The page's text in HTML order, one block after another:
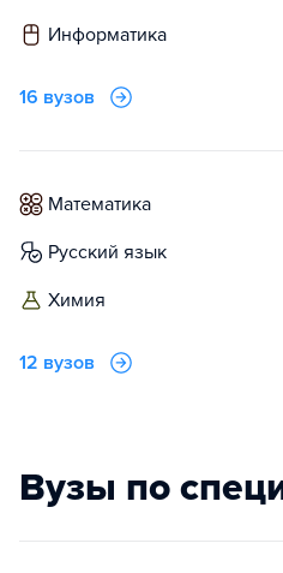
информатика
16 вузов
математика
русский язык
химия
12 вузов
Вузы по